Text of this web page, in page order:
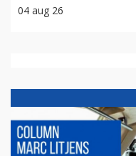
04 aug 26